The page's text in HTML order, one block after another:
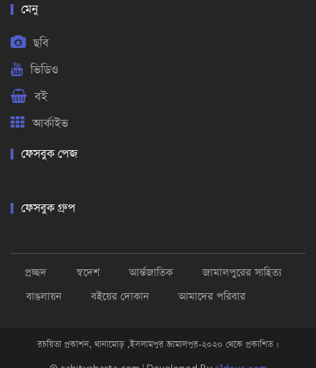
মেনু
ছবি
ভিডিও
বই
আর্কাইভ
ফেসবুক পেজ
ফেসবুক গ্রুপ
প্রচ্ছদ স্বদেশ আর্ন্তজাতিক
জামালপুরের সাহিত্য
বাঙলায়ন
বইয়ের দোকান আমাদের পরিবার
রচয়িতা প্রকাশন, থানামোড় ,ইসলামপুর জামালপুর-২০২০ থেকে প্রকাশিত ।